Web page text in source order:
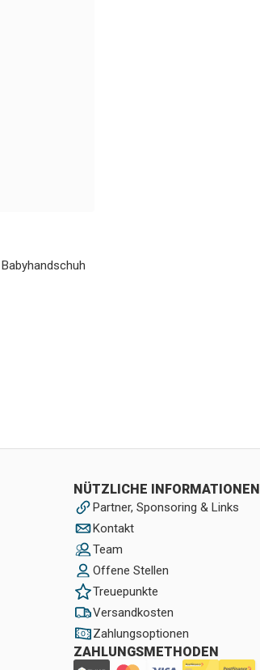
NÜTZLICHE INFORMATIONEN
Partner, Sponsoring & Links
Kontakt
Team
Offene Stellen
Treuepunkte
Versandkosten
Zahlungsoptionen
ZAHLUNGSMETHODEN